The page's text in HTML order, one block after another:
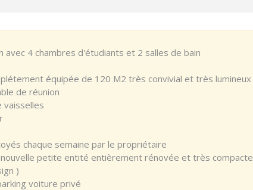
avec 4 chambres d'étudiants et 2 salles de bain
équipée de 120 M2 très convivial et très lumineux
de réunion
vaisselles
chaque semaine par le propriétaire
petite entité entièrement rénovée et très compacte
)
voiture privé